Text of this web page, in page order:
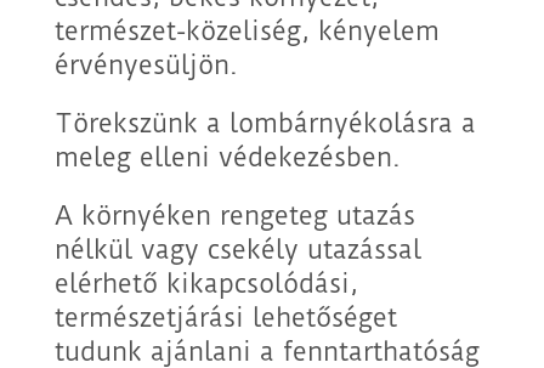
természet-közeliség, kényelem
érvényesüljön.
Törekszünk a lombárnyékolásra a
meleg elleni védekezésben.
A környéken rengeteg utazás
nélkül vagy csekély utazással
elérhető kikapcsolódási,
természetjárási lehetőséget
tudunk ajánlani a fenntarthatóság